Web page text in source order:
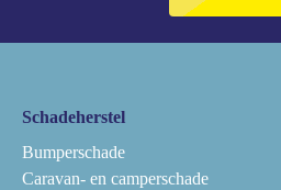
Schadeherstel
Bumperschade
Caravan- en camperschade